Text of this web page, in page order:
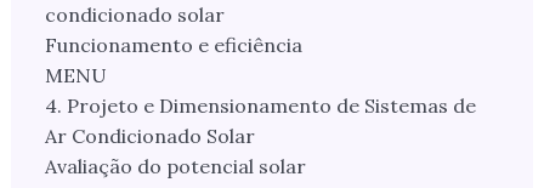
condicionado solar
Funcionamento e eficiência
MENU
4. Projeto e Dimensionamento de Sistemas de
Ar Condicionado Solar
Avaliação do potencial solar